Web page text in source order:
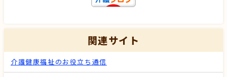
関連サイト
介護健康福祉のお役立ち通信